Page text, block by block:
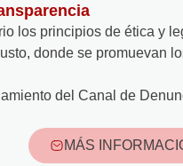
los principios de ética y
donde se promuevan
del Canal de
MÁS